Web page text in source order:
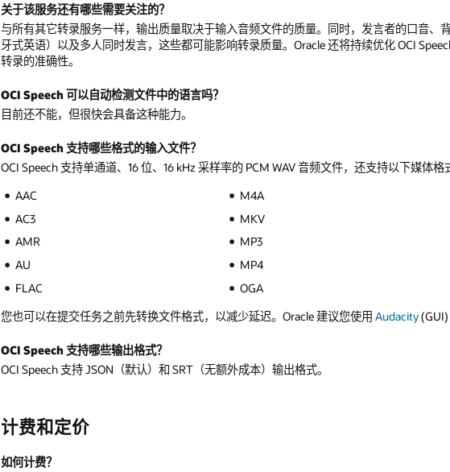
关于该服务还有哪些需要关注的？
与所有其它转录服务一样，输出质量取决于输入音频文件的质量。同时，发言者的口音、
牙式英语）以及多人同时发言，这些都可能影响转录质量。Oracle 还将持续优化 OCI
转录的准确性。
OCI Speech 可以自动检测文件中的语言吗？
目前还不能，但很快会具备这种能力。
OCI Speech 支持哪些格式的输入文件？
OCI Speech 支持单通道、16 位、16 kHz 采样率的 PCM WAV 音频文件，还支持以下媒体格
AAC
AC3
AMR
AU
FLAC
M4A
MKV
MP3
MP4
OGA
您也可以在提交任务之前先转换文件格式，以减少延迟。Oracle 建议您使用Audacity
OCI Speech 支持哪些输出格式？
OCI Speech 支持 JSON（默认）和 SRT（无额外成本）输出格式。
计费和定价
如何计费？